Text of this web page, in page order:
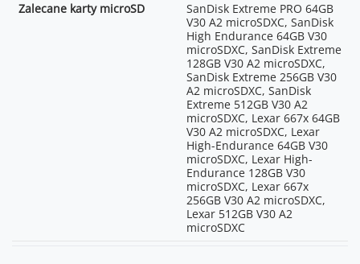
Zalecane karty microSD
SanDisk Extreme PRO 64GB
V30 A2 microSDXC, SanDisk
High Endurance 64GB V30
microSDXC, SanDisk Extreme
128GB V30 A2 microSDXC,
SanDisk Extreme 256GB V30
A2 microSDXC, SanDisk
Extreme 512GB V30 A2
microSDXC, Lexar 667x 64GB
V30 A2 microSDXC, Lexar
High-Endurance 64GB V30
microSDXC, Lexar High-
Endurance 128GB V30
microSDXC, Lexar 667x
256GB V30 A2 microSDXC,
Lexar 512GB V30 A2
microSDXC